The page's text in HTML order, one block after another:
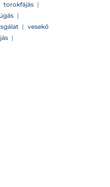
torokfájás |
|
| vesekő
|